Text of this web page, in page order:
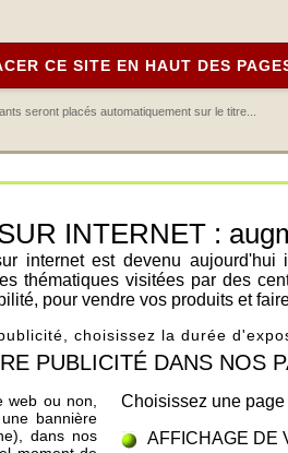
CE SITE EN HAUT DES
seront placés automatiquement sur le titre...
INTERNET :
internet est devenu
thématiques visitées par des
pour vendre vos produits et
choisissez la durée
PUBLICITÉ DANS NOS
web ou non,
bannière
dans nos
Choisissez une
AFFICHAGE DE